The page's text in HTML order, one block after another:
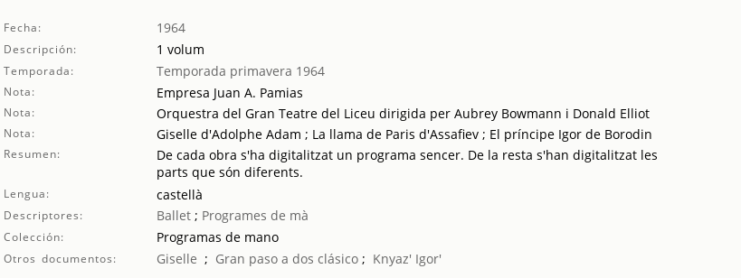
Fecha: 1964
Descripción: 1 volum
Temporada: Temporada primavera 1964
Nota: Empresa Juan A. Pamias
Nota: Orquestra del Gran Teatre del Liceu dirigida per Aubrey Bowmann i Donald Elliot
Nota: Giselle d'Adolphe Adam ; La llama de Paris d'Assafiev ; El príncipe Igor de Borodin
Resumen:
De cada obra s'ha digitalitzat un programa sencer. De la resta s'han digitalitzat les
parts que són diferents.
Lengua: castellà
Descriptores: Ballet; Programes de mà
Colección: Programas de mano
Otros documentos: Giselle ; Gran paso a dos clásico; Knyaz' Igor'